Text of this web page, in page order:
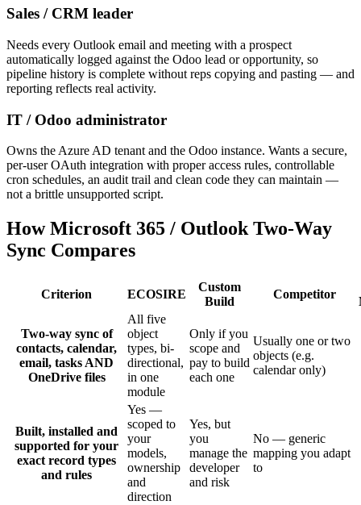
Sales / CRM leader
Needs every Outlook email and meeting with a prospect
automatically logged against the Odoo lead or opportunity, so
pipeline history is complete without reps copying and pasting — and
reporting reflects real activity.
IT / Odoo administrator
Owns the Azure AD tenant and the Odoo instance. Wants a secure,
per-user OAuth integration with proper access rules, controllable
cron schedules, an audit trail and clean code they can maintain —
not a brittle unsupported script.
How Microsoft 365 / Outlook Two-Way
Sync Compares
Criterion ECOSIRE
Custom
Build
Competitor
Two-way sync of
contacts, calendar,
email, tasks AND
OneDrive files
All five
object
types, bi-
directional,
in one
module
Only if you
scope and
pay to build
each one
Usually one or two
objects (e.g.
calendar only)
Built, installed and
supported for your
exact record types
and rules
Yes —
scoped to
your
models,
ownership
and
direction
Yes, but
you
manage the
developer
and risk
No — generic
mapping you adapt
to